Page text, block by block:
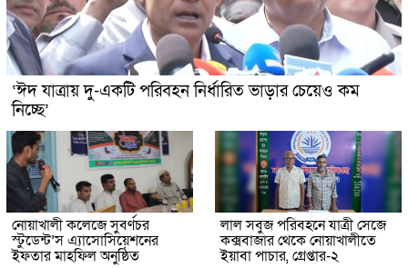
‘ঈদ যাত্রায় দু-একটি পরিবহন নির্ধারিত ভাড়ার চেয়েও কম
নিচ্ছে’
নোয়াখালী কলেজে সুবর্ণচর
স্টুডেন্ট’স এ্যাসোসিয়েশনের
ইফতার মাহফিল অনুষ্ঠিত
লাল সবুজ পরিবহনে যাত্রী সেজে
কক্সবাজার থেকে নোয়াখালীতে
ইয়াবা পাচার, গ্রেপ্তার-২